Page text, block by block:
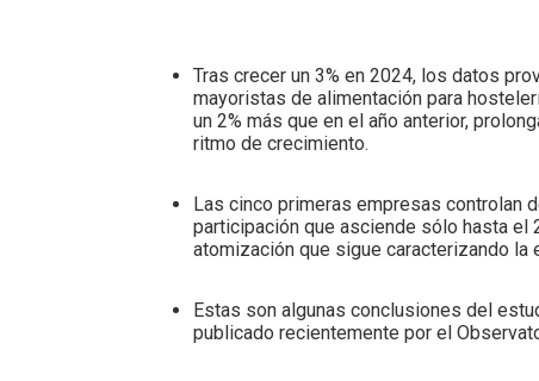
Tras crecer un 3% en 2024, los datos
mayoristas de alimentación para
un 2% más que en el año anterior,
ritmo de crecimiento.
Las cinco primeras empresas controlan
participación que asciende sólo hasta el
atomización que sigue caracterizando la
Estas son algunas conclusiones del
publicado recientemente por el